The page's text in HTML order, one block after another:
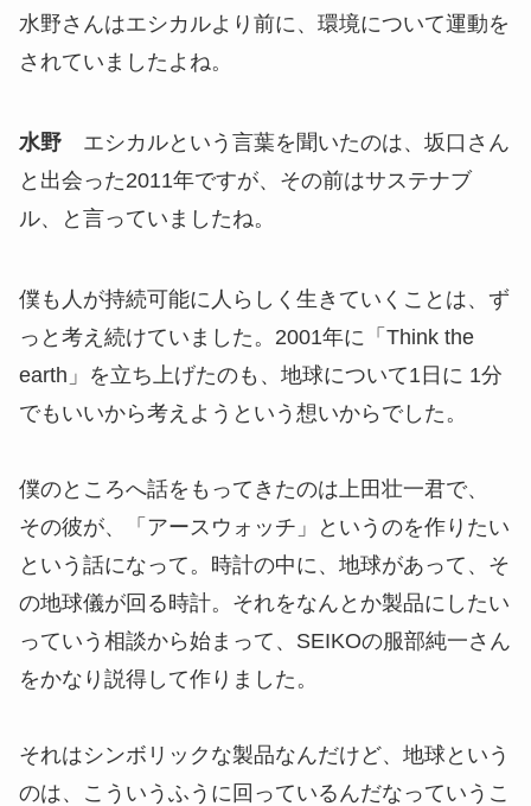
水野さんはエシカルより前に、環境について運動を
されていましたよね。
水野 エシカルという言葉を聞いたのは、坂口さん
と出会った2011年ですが、その前はサステナブ
ル、と言っていましたね。
僕も人が持続可能に人らしく生きていくことは、ず
っと考え続けていました。2001年に「Think the
earth」を立ち上げたのも、地球について1日に 1分
でもいいから考えようという想いからでした。
僕のところへ話をもってきたのは上田壮一君で、
その彼が、「アースウォッチ」というのを作りたい
という話になって。時計の中に、地球があって、そ
の地球儀が回る時計。それをなんとか製品にしたい
っていう相談から始まって、SEIKOの服部純一さん
をかなり説得して作りました。
それはシンボリックな製品なんだけど、地球という
のは、こういうふうに回っているんだなっていうこ